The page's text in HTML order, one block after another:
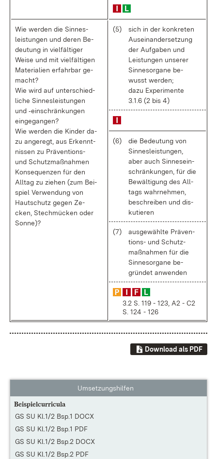
Wie wer­den die Sin­nes­
leis­tun­gen und de­ren Be­
deu­tung in viel­fäl­ti­ger
Wei­se und mit viel­fäl­ti­gen
Ma­te­ria­li­en er­fahr­bar ge­
macht?
Wie wird auf un­ter­schied­
li­che Sin­nes­leis­tun­gen
und ‑ein­schrän­kun­gen
ein­ge­gan­gen?
Wie wer­den die Kin­der da­
zu an­ge­regt, aus Er­kennt­
nis­sen zu Prä­ven­ti­ons-
und Schutz­maß­nah­men
Kon­se­quen­zen für den
All­tag zu zie­hen (zum Bei­
spiel Ver­wen­dung von
Haut­schutz ge­gen Ze­
cken, Stech­mü­cken oder
Son­ne)?
(5)
sich in der kon­kre­ten
Aus­ein­an­der­set­zung
der Auf­ga­ben und
Leis­tun­gen un­se­rer
Sin­nes­or­ga­ne be­
wusst wer­den;
da­zu Ex­pe­ri­men­te
3.1.6 (2 bis 4)
(6)
die Be­deu­tung von
Sin­nes­leis­tun­gen,
aber auch Sin­nes­ein­
schrän­kun­gen, für die
Be­wäl­ti­gung des All­
tags wahr­neh­men,
be­schrei­ben und dis­
ku­tie­ren
(7)
aus­ge­wähl­te Prä­ven­
ti­ons- und Schutz­
maß­nah­men für die
Sin­nes­or­ga­ne be­
grün­det an­wen­den
3.2 S. 119 - 123, A2 - C2
S. 124 - 126
Download als PDF
Umsetzungshilfen
Beispielcurricula
GS SU Kl.1/2 Bsp.1 DOCX
GS SU Kl.1/2 Bsp.1 PDF
GS SU Kl.1/2 Bsp.2 DOCX
GS SU Kl.1/2 Bsp.2 PDF